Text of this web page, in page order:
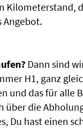
Kilometerstand,
Angebot.
Dann sind
H1, ganz
und das für alle
über die
Du hast einen